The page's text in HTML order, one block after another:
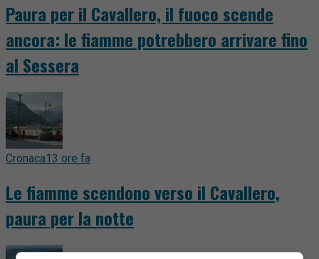
Paura per il Cavallero, il fuoco scende
ancora: le fiamme potrebbero arrivare fino
al Sessera
Cronaca13 ore fa
Le fiamme scendono verso il Cavallero,
paura per la notte